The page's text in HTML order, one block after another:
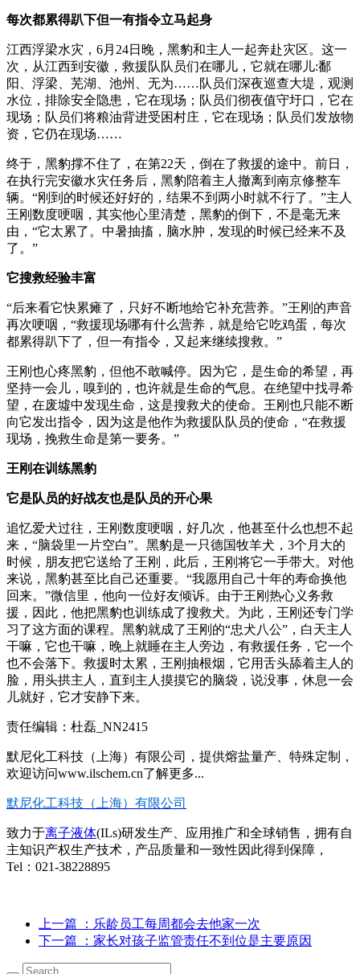
每次都累得趴下但一有指令立马起身
江西浮梁水灾，6月24日晚，黑豹和主人一起奔赴灾区。这一
次，从江西到安徽，救援队队员们在哪儿，它就在哪儿:鄱
阳、浮梁、芜湖、池州、无为……队员们深夜巡查大堤，观测
水位，排除安全隐患，它在现场；队员们彻夜值守圩口，它在
现场；队员们将粮油背进受困村庄，它在现场；队员们发放物
资，它仍在现场……
终于，黑豹撑不住了，在第22天，倒在了救援的途中。前日，
在执行完安徽水灾任务后，黑豹陪着主人撤离到南京修整车
辆。“刚到的时候还好好的，结果不到两小时就不行了。”主人
王刚数度哽咽，其实他心里清楚，黑豹的倒下，不是毫无来
由，“它太累了。中暑抽搐，脑水肿，发现的时候已经来不及
了。”
它搜救经验丰富
“后来看它快累瘫了，只好不断地给它补充营养。”王刚的声音
再次哽咽，“救援现场哪有什么营养，就是给它吃鸡蛋，每次
都累得趴下了，但一有指令，又起来继续搜救。”
王刚也心疼黑豹，但他不敢喊停。因为它，是生命的希望，再
坚持一会儿，嗅到的，也许就是生命的气息。在绝望中找寻希
望，在废墟中发现生命，这是搜救犬的使命。王刚也只能不断
向它发出指令，因为这是他作为救援队队员的使命，“在救援
现场，挽救生命是第一要务。”
王刚在训练黑豹
它是队员的好战友也是队员的开心果
追忆爱犬过往，王刚数度哽咽，好几次，他甚至什么也想不起
来，“脑袋里一片空白”。黑豹是一只德国牧羊犬，3个月大的
时候，朋友把它送给了王刚，此后，王刚将它一手带大。对他
来说，黑豹甚至比自己还重要。“我愿用自己十年的寿命换他
回来。”微信里，他向一位好友倾诉。由于王刚热心义务救
援，因此，他把黑豹也训练成了搜救犬。为此，王刚还专门学
习了这方面的课程。黑豹就成了王刚的“忠犬八公”，白天主人
干嘛，它也干嘛，晚上就睡在主人旁边，有救援任务，它一个
也不会落下。救援时太累，王刚抽根烟，它用舌头舔着主人的
脸，用头拱主人，直到主人摸摸它的脑袋，说没事，休息一会
儿就好，它才安静下来。
责任编辑：杜磊_NN2415
默尼化工科技（上海）有限公司，提供熔盐量产、特殊定制，
欢迎访问www.ilschem.cn了解更多...
默尼化工科技（上海）有限公司
致力于离子液体(ILs)研发生产、应用推广和全球销售，拥有自
主知识产权生产技术，产品质量和一致性因此得到保障，
Tel：021-38228895
上一篇
：乐龄员工每周都会去他家一次
下一篇
：家长对孩子监管责任不到位是主要原因